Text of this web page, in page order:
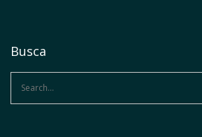
Busca
Search